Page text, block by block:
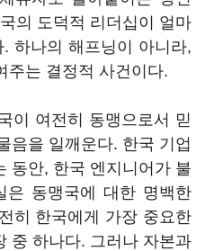
의 도덕적 리더십이 얼마
하나의 해프닝이 아니라,
주는 결정적 사건이다.
이 여전히 동맹으로서 믿
음을 일깨운다. 한국 기업
동안, 한국 엔지니어가 불
은 동맹국에 대한 명백한
히 한국에게 가장 중요한
중 하나다. 그러나 자본과